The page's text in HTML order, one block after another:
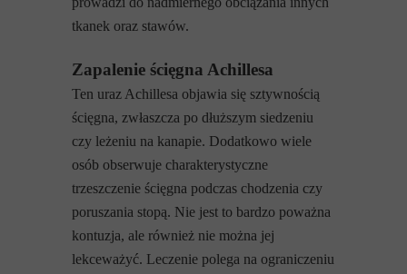
tkanek oraz stawów.
Zapalenie ścięgna Achillesa
Ten uraz Achillesa objawia się sztywnością
ścięgna, zwłaszcza po dłuższym siedzeniu
czy leżeniu na kanapie. Dodatkowo wiele
osób obserwuje charakterystyczne
trzeszczenie ścięgna podczas chodzenia czy
poruszania stopą. Nie jest to bardzo poważna
kontuzja, ale również nie można jej
lekceważyć. Leczenie polega na ograniczeniu